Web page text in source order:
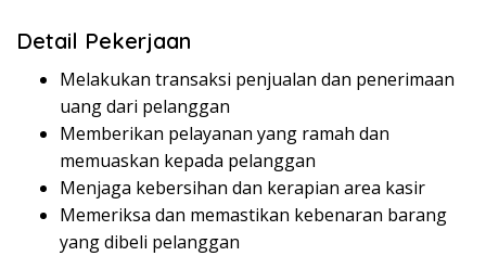
Detail Pekerjaan
Melakukan transaksi penjualan dan penerimaan
uang dari pelanggan
Memberikan pelayanan yang ramah dan
memuaskan kepada pelanggan
Menjaga kebersihan dan kerapian area kasir
Memeriksa dan memastikan kebenaran barang
yang dibeli pelanggan